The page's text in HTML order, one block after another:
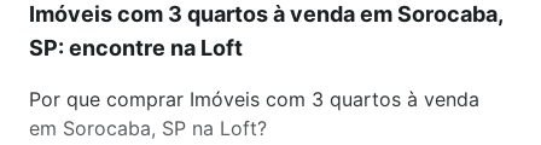
Imóveis com 3 quartos à venda em Sorocaba,
SP: encontre na Loft
Por que comprar Imóveis com 3 quartos à venda
em Sorocaba, SP na Loft?